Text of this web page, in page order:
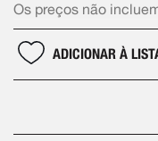
Os preços não
ADICIONAR À